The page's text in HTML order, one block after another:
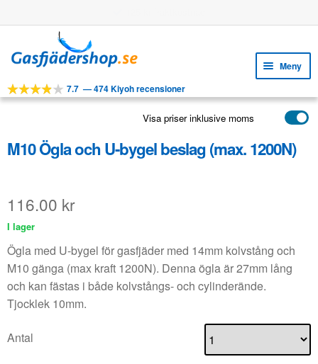
till
navigering
till
innehåll
Meny
VERKTYG
APPLIKATIONER
VANLIGA FRÅGOR
7.7 —474 Kiyoh recensioner
Visa priser inklusive moms
M10 Ögla och U-bygel beslag (max. 1200N)
116.00 kr
I lager
Ögla med U-bygel för gasfjäder med 14mm kolvstång och
M10 gänga (max kraft 1200N). Denna ögla är 27mm lång
och kan fästas i både kolvstångs- och cylinderände.
Tjocklek 10mm.
Antal